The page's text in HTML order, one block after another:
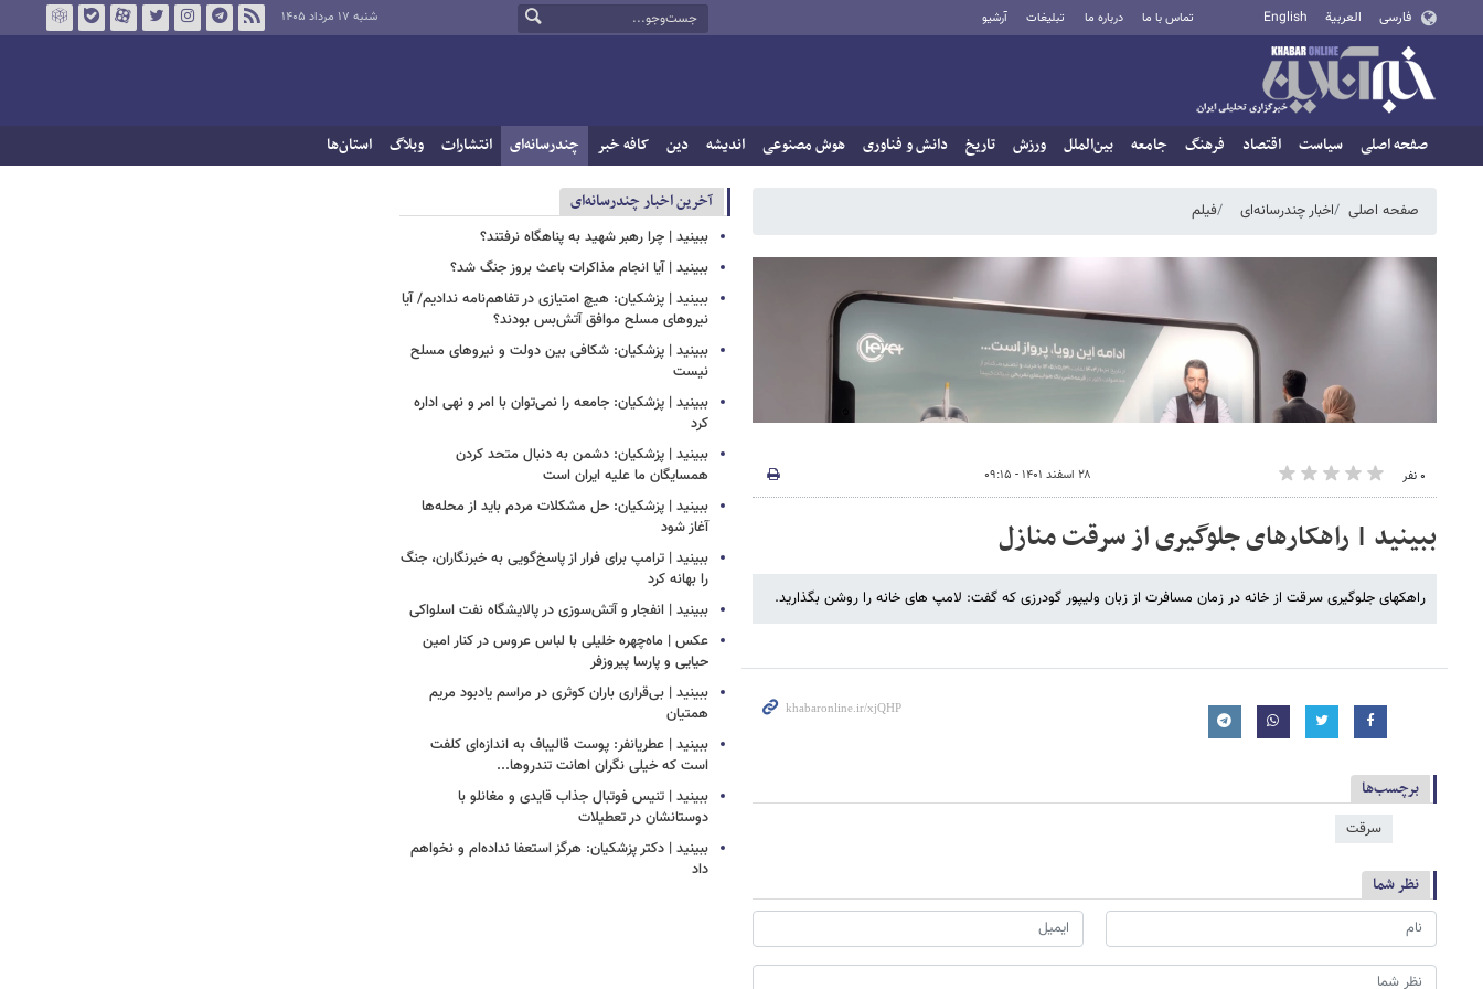
فارسی العربية English تماس با ما درباره ما تبلیغات آرشیو شنبه ۱۷ مرداد ۱۴۰۵
صفحه اصلی سیاست اقتصاد فرهنگ جامعه بین‌الملل ورزش تاریخ دانش و فناوری هوش مصنوعی اندیشه دین کافه خبر چندرسانه‌ای انتشارات وبلاگ استان‌ها
صفحه اصلی اخبار چندرسانه‌ای فیلم
۰ نفر ۲۸ اسفند ۱۴۰۱ - ۰۹:۱۵
ببینید | راهکارهای جلوگیری از سرقت منازل
راهکهای جلوگیری سرقت از خانه در زمان مسافرت از زبان ولیپور گودرزی که گفت: لامپ ‌های خانه را روشن بگذارید.
برچسب‌ها
سرقت
نظر شما
آخرین اخبار چندرسانه‌ای
ببینید | چرا رهبر شهید به پناهگاه نرفتند؟
ببینید | آیا انجام مذاکرات باعث بروز جنگ شد؟
ببینید | پزشکیان: هیچ امتیازی در تفاهم‌نامه ندادیم/ آیا
نیروهای مسلح موافق آتش‌بس بودند؟
ببینید | پزشکیان: شکافی بین دولت و نیروهای مسلح
نیست
ببینید | پزشکیان: جامعه را نمی‌توان با امر و نهی اداره
کرد
ببینید | پزشکیان: دشمن به دنبال متحد کردن
همسایگان ما علیه ایران است
ببینید | پزشکیان: حل مشکلات مردم باید از محله‌ها
آغاز شود
ببینید | ترامپ برای فرار از پاسخ‌گویی به خبرنگاران، جنگ
را بهانه کرد
ببینید | انفجار و آتش‌سوزی در پالایشگاه نفت اسلواکی
عکس | ماه‌چهره خلیلی با لباس عروس در کنار امین
حیایی و پارسا پیروزفر
ببینید | بی‌قراری باران کوثری در مراسم یادبود مریم
همتیان
ببینید | عطریانفر: پوست قالیباف به اندازه‌ای کلفت
است که خیلی نگران اهانت تندروها...
ببینید | تنیس فوتبال جذاب قایدی و مغانلو با
دوستانشان در تعطیلات
ببینید | دکتر پزشکیان: هرگز استعفا نداده‌ام و نخواهم
داد